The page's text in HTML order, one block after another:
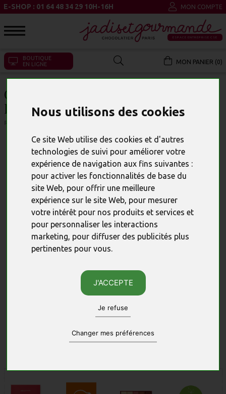
Nous utilisons des cookies
Ce site Web utilise des cookies et d'autres
technologies de suivi pour améliorer votre
expérience de navigation aux fins suivantes :
pour activer les fonctionnalités de base du
site Web, pour offrir une meilleure
expérience sur le site Web, pour mesurer
votre intérêt pour nos produits et services et
pour personnaliser les interactions
marketing, pour diffuser des publicités plus
pertinentes pour vous.
J'ACCEPTE
Je refuse
Changer mes préférences
E-SHOP : 01 64 48 34 29 10H-16H MON COMPTE
ESPACE ENTREPRISE CSE
BOUTIQUE
EN LIGNE
MON PANIER (0)
COFFRET "FAIRE FONDRE LES
PRÉJUGÉS"